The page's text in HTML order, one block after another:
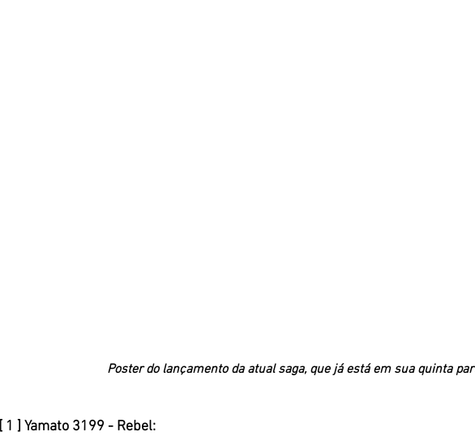
Poster do lançamento da atual saga, que já está em sua quinta
[ 1 ] Yamato 3199 - Rebel: